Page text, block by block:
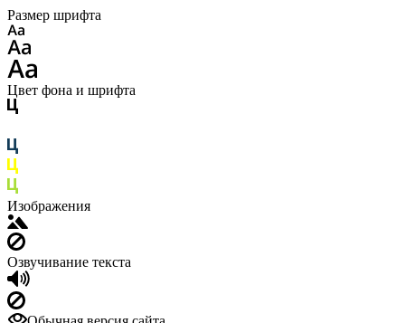
Размер шрифта
Цвет фона и шрифта
Изображения
Озвучивание текста